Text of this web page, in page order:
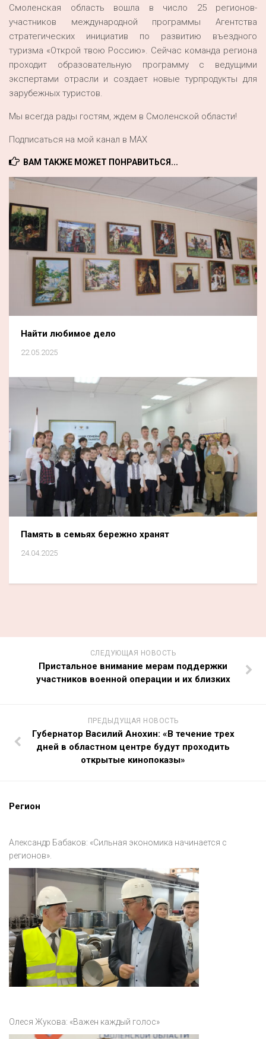
Смоленская область вошла в число 25 регионов-
участников международной программы Агентства
стратегических инициатив по развитию въездного
туризма «Открой твою Россию». Сейчас команда региона
проходит образовательную программу с ведущими
экспертами отрасли и создает новые турпродукты для
зарубежных туристов.
Мы всегда рады гостям, ждем в Смоленской области!
Подписаться на мой канал в MAX
ВАМ ТАКЖЕ МОЖЕТ ПОНРАВИТЬСЯ...
Найти любимое дело
22.05.2025
Память в семьях бережно хранят
24.04.2025
СЛЕДУЮЩАЯ НОВОСТЬ
Пристальное внимание мерам поддержки
участников военной операции и их близких
ПРЕДЫДУЩАЯ НОВОСТЬ
Губернатор Василий Анохин: «В течение трех
дней в областном центре будут проходить
открытые кинопоказы»
Регион
Александр Бабаков: «Сильная экономика начинается с
регионов».
Олеся Жукова: «Важен каждый голос»